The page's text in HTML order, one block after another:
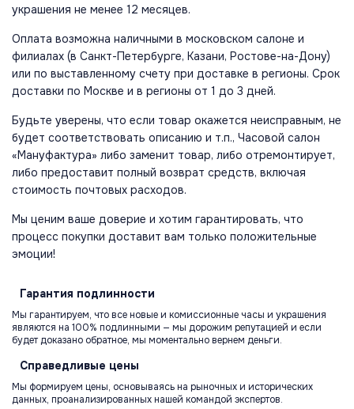
украшения не менее 12 месяцев.
Оплата возможна наличными в московском салоне и
филиалах (в Санкт-Петербурге, Казани, Ростове-на-Дону)
или по выставленному счету при доставке в регионы. Срок
доставки по Москве и в регионы от 1 до 3 дней.
Будьте уверены, что если товар окажется неисправным, не
будет соответствовать описанию и т.п., Часовой салон
«Мануфактура» либо заменит товар, либо отремонтирует,
либо предоставит полный возврат средств, включая
стоимость почтовых расходов.
Мы ценим ваше доверие и хотим гарантировать, что
процесс покупки доставит вам только положительные
эмоции!
Гарантия подлинности
Мы гарантируем, что все новые и комиссионные часы и украшения
являются на 100% подлинными — мы дорожим репутацией и если
будет доказано обратное, мы моментально вернем деньги.
Справедливые цены
Мы формируем цены, основываясь на рыночных и исторических
данных, проанализированных нашей командой экспертов.